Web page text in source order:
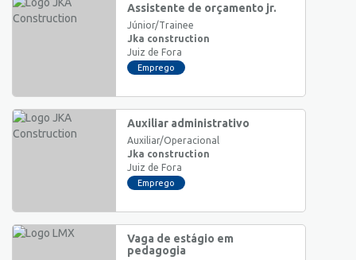
Assistente de orçamento jr.
Júnior/Trainee
Jka construction
Juiz de Fora
Emprego
Auxiliar administrativo
Auxiliar/Operacional
Jka construction
Juiz de Fora
Emprego
Vaga de estágio em
pedagogia